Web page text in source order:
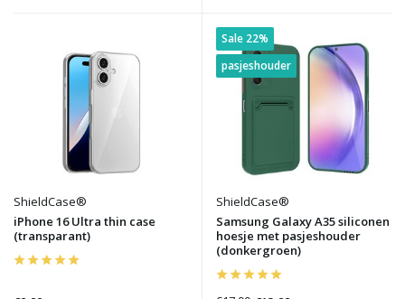
ShieldCase®
iPhone 16 Ultra thin case
(transparant)
Sale 22%
pasjeshouder
ShieldCase®
Samsung Galaxy A35 siliconen
hoesje met pasjeshouder
(donkergroen)